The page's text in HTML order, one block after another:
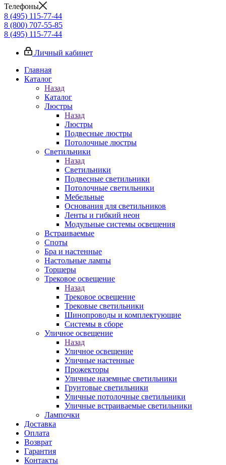
Телефоны
8 (495) 115-77-44
8 (800) 707-55-85
8 (495) 115-77-44
Личный кабинет
Главная
Каталог
Назад
Каталог
Люстры
Назад
Люстры
Подвесные люстры
Потолочные люстры
Светильники
Назад
Светильники
Подвесные светильники
Потолочные светильники
Мебельные
Основания для светильников
Ленты и гибкий неон
Модульные системы освещения
Встраиваемые
Споты
Бра и настенные
Настольные лампы
Торшеры
Трековое освещение
Назад
Трековое освещение
Трековые светильники
Шинопроводы и комплектующие
Системы в сборе
Уличное освещение
Назад
Уличное освещение
Уличные настенные
Прожекторы
Уличные наземные светильники
Грунтовые светильники
Уличные потолочные светильники
Уличные встраиваемые светильники
Лампочки
Доставка
Оплата
Возврат
Гарантия
Контакты